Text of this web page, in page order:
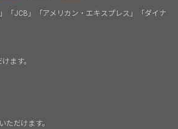
」「JCB」「アメリカン・エキスプレス」「ダイナ
ます。
ただけます。